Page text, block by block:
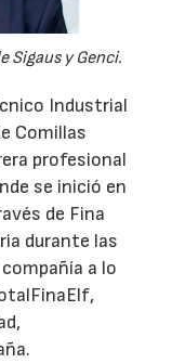
Sigaus y Genci.
Industrial
Comillas
profesional
se inició en
de Fina
durante las
a lo